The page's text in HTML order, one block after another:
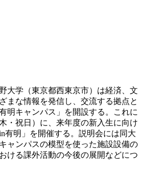
大学（東京都西東京市）は経済、文
まな情報を発信し、交流する拠点と
明キャンパス」を開設する。これに
・祝日）に、来年度の新入生に向け
有明」を開催する。説明会には同大
ャンパスの模型を使った施設設備の
ける課外活動の今後の展開などにつ